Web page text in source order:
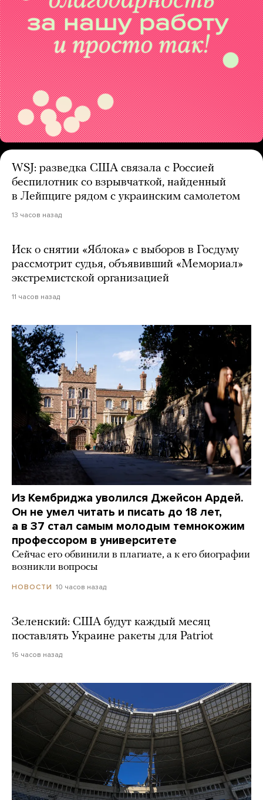
WSJ: разведка США связала с Россией
беспилотник со взрывчаткой, найденный
в Лейпциге рядом с украинским самолетом
13 часов назад
Иск о снятии «Яблока» с выборов в Госдуму
рассмотрит судья, объявивший «Мемориал»
экстремистской организацией
11 часов назад
Из Кембриджа уволился Джейсон Ардей.
Он не умел читать и писать до 18 лет,
а в 37 стал самым молодым темнокожим
профессором в университете
Сейчас его обвинили в плагиате, а к его биографии
возникли вопросы
НОВОСТИ 10 часов назад
Зеленский: США будут каждый месяц
поставлять Украине ракеты для Patriot
16 часов назад